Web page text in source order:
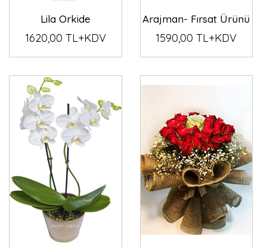
Lila Orkide
1620,00 TL+KDV
Arajman- Fırsat Ürünü
1590,00 TL+KDV